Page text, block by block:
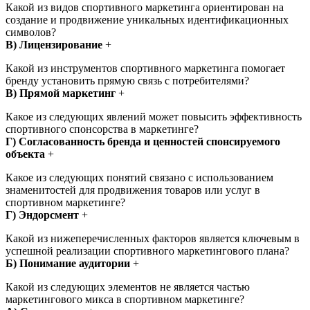
Какой из видов спортивного маркетинга ориентирован на
создание и продвижение уникальных идентификационных
символов?
В) Лицензирование +
Какой из инструментов спортивного маркетинга помогает
бренду установить прямую связь с потребителями?
В) Прямой маркетинг +
Какое из следующих явлений может повысить эффективность
спортивного спонсорства в маркетинге?
Г) Согласованность бренда и ценностей спонсируемого
объекта +
Какое из следующих понятий связано с использованием
знаменитостей для продвижения товаров или услуг в
спортивном маркетинге?
Г) Эндорсмент +
Какой из нижеперечисленных факторов является ключевым в
успешной реализации спортивного маркетингового плана?
Б) Понимание аудитории +
Какой из следующих элементов не является частью
маркетингового микса в спортивном маркетинге?